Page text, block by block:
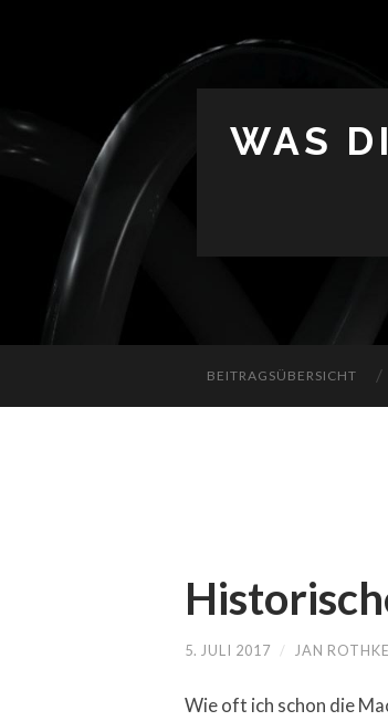
WAS
BEITRAGSÜBERSICHT
5. JULI 2017 / JAN
Wie oft ich schon die